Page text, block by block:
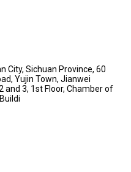
City, Sichuan Province, 60
Yujin Town, Jianwei
and 3, 1st Floor, Chamber of